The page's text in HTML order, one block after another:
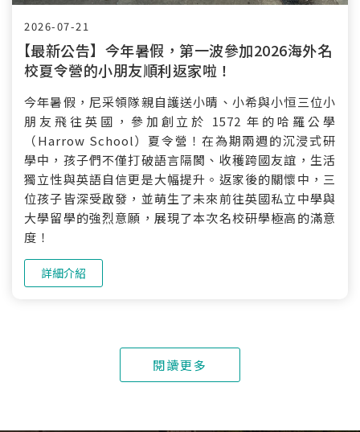
2026-07-21
【最新公告】 今年暑假，第一波參加2026海外名
校夏令營的小朋友順利返家啦！
今年暑假，尼采領隊親自護送小晴、小希與小恒三位小
朋友飛往英國，參加創立於 1572 年的哈羅公學
（Harrow School）夏令營！在為期兩週的沉浸式研
學中，孩子們不僅打破語言隔閡、收穫跨國友誼，生活
獨立性與英語自信更是大幅提升。返家後的關懷中，三
位孩子皆深受啟發，並萌生了未來前往英國私立中學與
大學留學的強烈意願，展現了本次名校研學極高的滿意
度！
詳細介紹
閱讀更多